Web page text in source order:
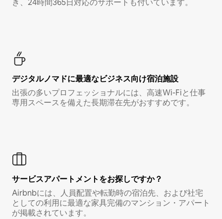
き、24時間365日対応のサポートも付いています。
デジタルノマド⁠に最⁠適⁠なビ⁠ジ⁠ネ⁠ス⁠向⁠け宿⁠泊⁠施⁠設
出張の多いプロフェッショナルには、高速Wi-Fiと仕事
専用スペースを備えた長期滞在先がおすすめです。
サービスアパートメントをお探しですか？
Airbnbには、人員配置や転勤時の宿泊先、および社宅
としての利用に最適な家具完備のマンション・アパート
が掲載されています。